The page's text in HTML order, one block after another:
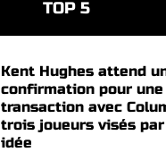
TOP 5
Kent Hughes attend
confirmation pour une
transaction avec
trois joueurs visés
idée